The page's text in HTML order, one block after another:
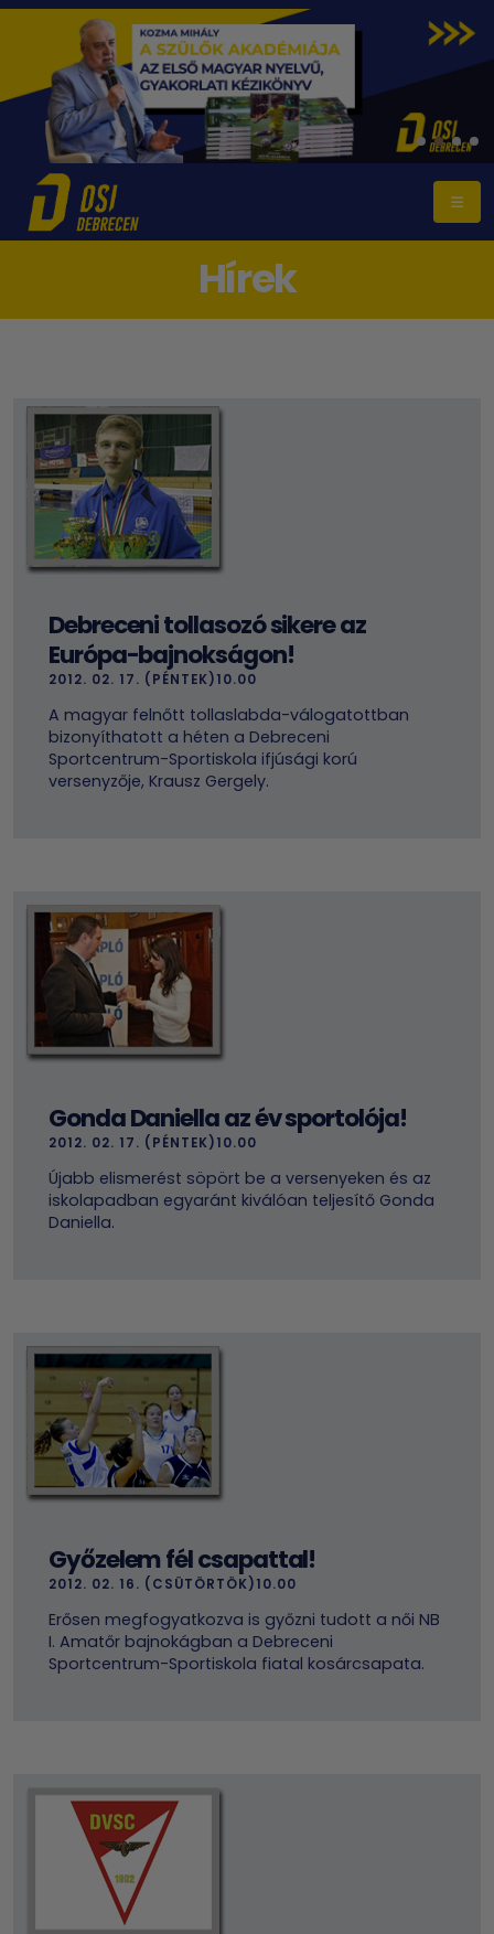
Hírek
Debreceni tollasozó sikere az
Európa-bajnokságon!
2012. 02. 17. (PÉNTEK)10.00
A magyar felnőtt tollaslabda-válogatottban
bizonyíthatott a héten a Debreceni
Sportcentrum-Sportiskola ifjúsági korú
versenyzője, Krausz Gergely.
Gonda Daniella az év sportolója!
2012. 02. 17. (PÉNTEK)10.00
Újabb elismerést söpört be a versenyeken és az
iskolapadban egyaránt kiválóan teljesítő Gonda
Daniella.
Győzelem fél csapattal!
2012. 02. 16. (CSÜTÖRTÖK)10.00
Erősen megfogyatkozva is győzni tudott a női NB
I. Amatőr bajnokágban a Debreceni
Sportcentrum-Sportiskola fiatal kosárcsapata.